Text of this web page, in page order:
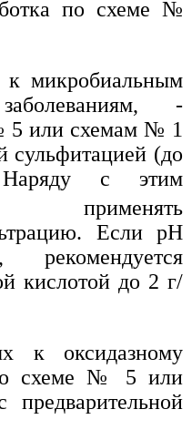
по схеме №
микробиальным
-
5 или схемам № 1
сульфитацией (до
с этим
применять
Если рН
кислотой до 2 г/
к оксидазному
схеме № 5 или